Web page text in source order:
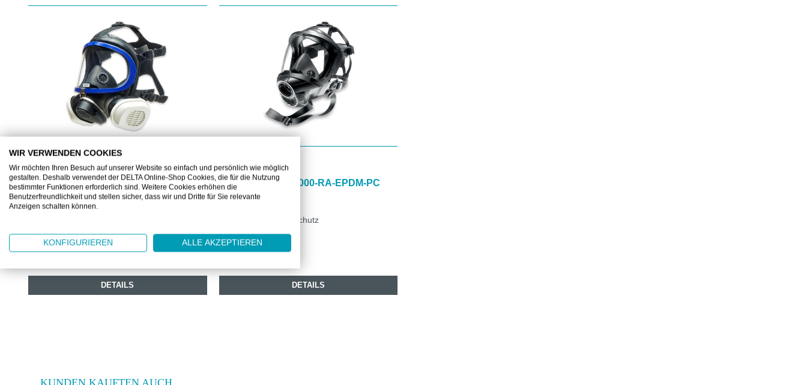
Produktgalerie überspringen
DRAR55270
DRÄGER X-PLORE 5500 VOLLMASKE
AbCHF 153.80
DETAILS
DRAR56310
DRÄGER FPS® 7000-RA-EPDM-PC
VOLLMASKE M2
Für einen sicheren Schutz
AbCHF 304.50
DETAILS
KUNDEN KAUFTEN AUCH
WIR VERWENDEN COOKIES
Wir möchten Ihren Besuch auf unserer Website so einfach und persönlich wie möglich
gestalten. Deshalb verwendet der DELTA Online-Shop Cookies, die für die Nutzung
bestimmter Funktionen erforderlich sind. Weitere Cookies erhöhen die
Benutzerfreundlichkeit und stellen sicher, dass wir und Dritte für Sie relevante
Anzeigen schalten können.
KONFIGURIEREN ALLE AKZEPTIEREN